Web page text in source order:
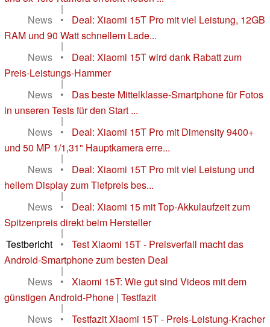
|
News
•
Deal: Xiaomi 15T Pro mit viel Leistung, 12GB
RAM und 90 Watt schnellem Lade...
|
News
•
Deal: Xiaomi 15T wird dank Rabatt zum
Preis-Leistungs-Hammer
|
News
•
Das beste Mittelklasse-Smartphone für Fotos
in unseren Tests für den Start ...
|
News
•
Deal: Xiaomi 15T Pro mit Dimensity 9400+
und 50 MP 1/1,31" Hauptkamera erre...
|
News
•
Deal: Xiaomi 15T Pro mit viel Leistung und
hellem Display zum Tiefpreis bes...
|
News
•
Deal: Xiaomi 15 mit Top-Akkulaufzeit zum
Spitzenpreis direkt beim Hersteller
|
Testbericht
•
Test Xiaomi 15T - Preisverfall macht das
Android-Smartphone zum besten Deal
|
News
•
Xiaomi 15T: Wie gut sind Videos mit dem
günstigen Android-Phone | Testfazit
|
News
•
Testfazit Xiaomi 15T - Preis-Leistung-Kracher